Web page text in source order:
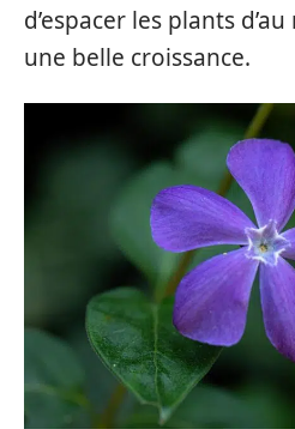
d’espacer les plants
une belle croissance.